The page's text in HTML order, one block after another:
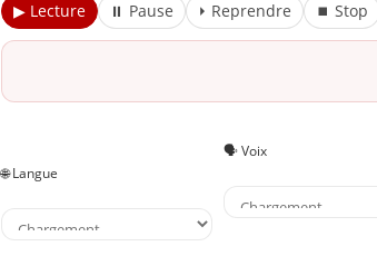
▶ Lecture ⏸ Pause ⏵ Reprendre ⏹ Stop
🌐 Langue
🗣️ Voix